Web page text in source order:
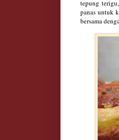
tepung
panas untuk
bersama